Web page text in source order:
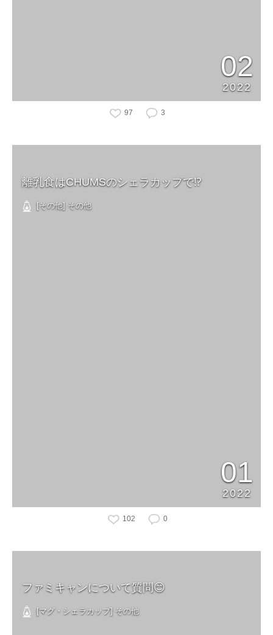
02
2022
97 3
離乳食はCHUMSのシェラカップで⁉️
[その他] その他
01
2022
102 0
ファミキャンについて質問😊
[マグ・シェラカップ] その他